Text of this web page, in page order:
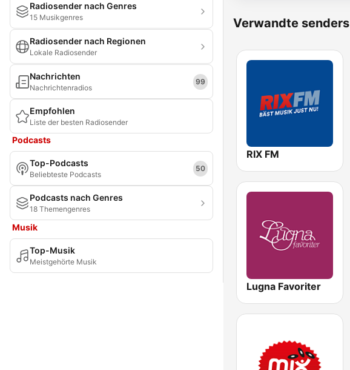
Radiosender nach Genres
15 Musikgenres
Radiosender nach Regionen
Lokale Radiosender
Nachrichten
Nachrichtenradios
99
Empfohlen
Liste der besten Radiosender
Podcasts
Top-Podcasts
Beliebteste Podcasts
50
Podcasts nach Genres
18 Themengenres
Musik
Top-Musik
Meistgehörte Musik
Verwandte senders
RIX FM
Lugna Favoriter